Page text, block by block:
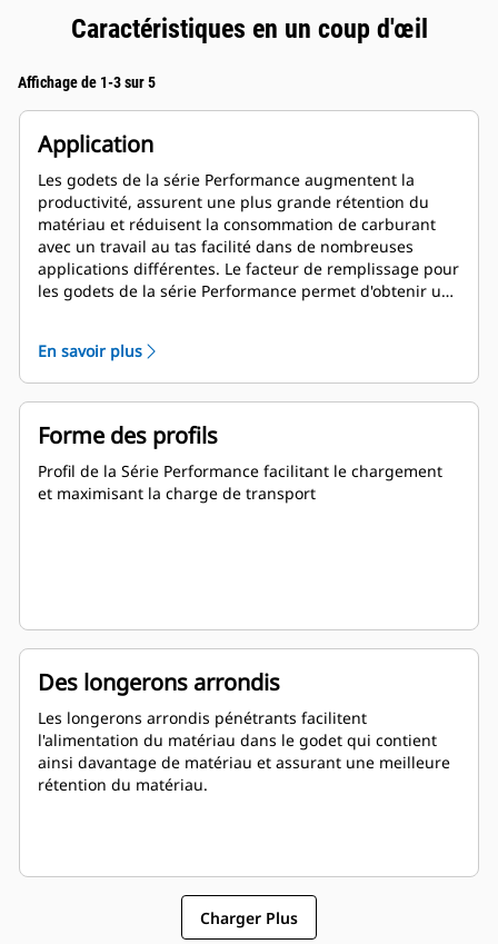
Caractéristiques en un coup d'œil
Affichage de 1-3 sur 5
Application
Les godets de la série Performance augmentent la
productivité, assurent une plus grande rétention du
matériau et réduisent la consommation de carburant
avec un travail au tas facilité dans de nombreuses
applications différentes. Le facteur de remplissage pour
les godets de la série Performance permet d'obtenir une
En savoir plus
Forme des profils
Profil de la Série Performance facilitant le chargement
et maximisant la charge de transport
Des longerons arrondis
Les longerons arrondis pénétrants facilitent
l'alimentation du matériau dans le godet qui contient
ainsi davantage de matériau et assurant une meilleure
rétention du matériau.
Charger Plus